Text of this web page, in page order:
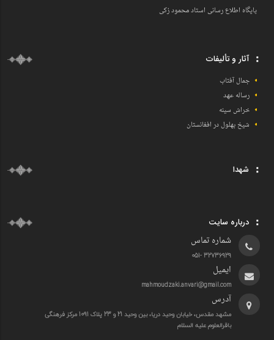
پایگاه اطلاع رسانی اسـتاد محمود زکی
آثار و تألیفات
جمال آفتاب
رساله عهد
خراش سینه
شیخ بهلول در افغانستان
شهدا
درباره سایت
شماره تماس
32736929 -051
ایمیل
mahmoudzaki.anvari@gmail.com
آدرس
مشهد مقدس، خیابان وحید دریا، بین وحید 21 و 23 پلاک 1091 مرکز فرهنگی
باقرالعلوم علیه السلام